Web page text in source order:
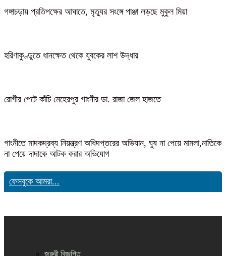
গঙ্গাচড়ায় প্রতিপক্ষের আঘাতে, মৃত্যুর সংঙ্গে পাঞ্জা লড়ছে মুকুল মিয়া
হরিণাকুণ্ডুতে ধানক্ষেত থেকে যুবকের লাশ উদ্ধার
রোগীর পেটে কাঁচি মেহেরপুর গাংনীর ডা. রাজা জেল হাজতে
গাংনীতে মাদকদ্রব্য নিয়ন্ত্রণ অধিদপ্তরের অভিযান, ঘুষ না পেয়ে মামলা,নাতিকে
না পেয়ে দাদাকে আটক করার অভিযোগ
ফেসবুকে আমরা...
জরুরী বিজ্ঞপ্তি